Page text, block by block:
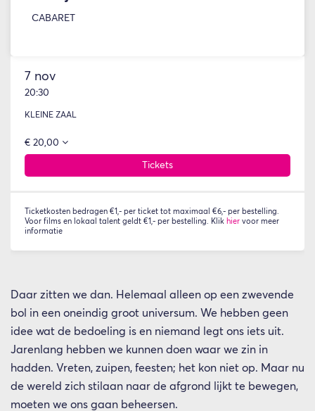
CABARET
7 nov
20:30
KLEINE ZAAL
€ 20,00
Tickets
Ticketkosten bedragen €1,- per ticket tot maximaal €6,- per bestelling.
Voor films en lokaal talent geldt €1,- per bestelling. Klik hier voor meer
informatie
Daar zitten we dan. Helemaal alleen op een zwevende
bol in een oneindig groot universum. We hebben geen
idee wat de bedoeling is en niemand legt ons iets uit.
Jarenlang hebben we kunnen doen waar we zin in
hadden. Vreten, zuipen, feesten; het kon niet op. Maar nu
de wereld zich stilaan naar de afgrond lijkt te bewegen,
moeten we ons gaan beheersen.